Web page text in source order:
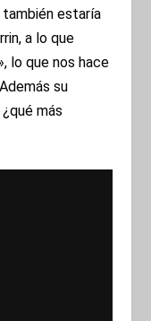
estaría
a lo que
lo que nos hace
su
más